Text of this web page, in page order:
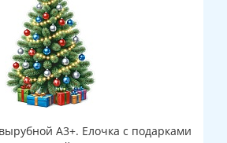
А3+. Елочка с подарками